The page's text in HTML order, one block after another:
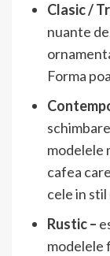
Clasic /
nuante
Forma
modelele
cafea
cele in
Rustic –
modelele